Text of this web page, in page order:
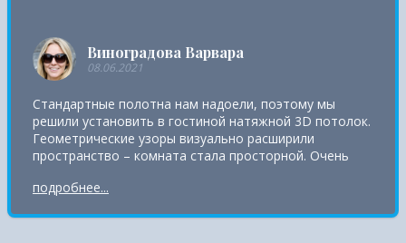
Виноградова Варвара
08.06.2021
Стандартные полотна нам надоели, поэтому мы
решили установить в гостиной натяжной 3D потолок.
Геометрические узоры визуально расширили
пространство – комната стала просторной. Очень
подробнее...